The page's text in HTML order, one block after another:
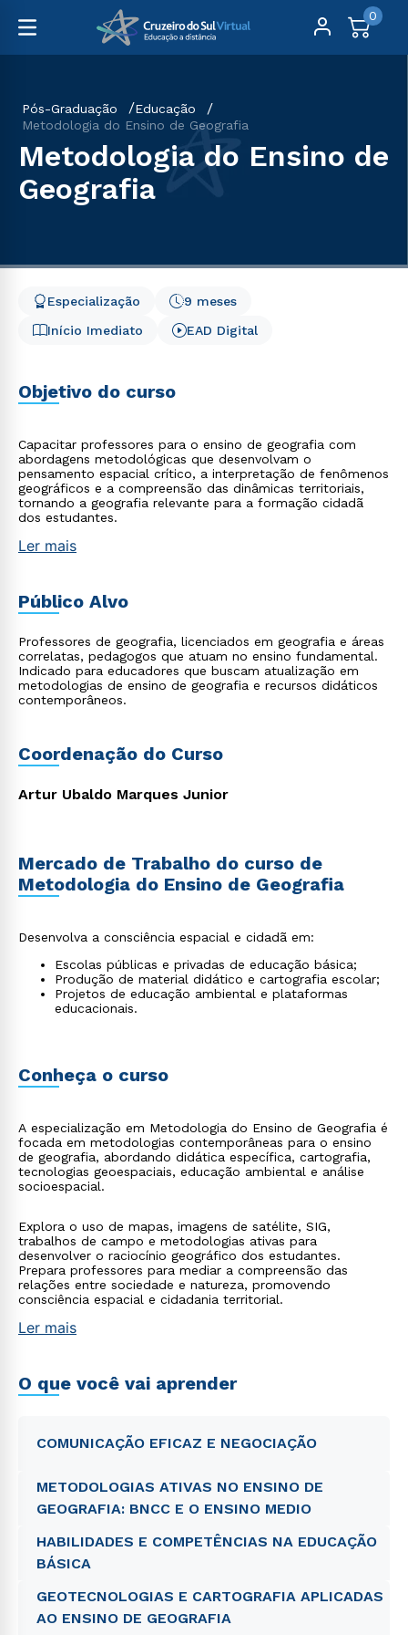
0
Pós-Graduação
Educação
Metodologia do Ensino de Geografia
Metodologia do Ensino de
Geografia
Início Imediato
9 meses
Especialização
EAD Digital
Objetivo do curso
Capacitar professores para o ensino de geografia com
abordagens metodológicas que desenvolvam o
pensamento espacial crítico, a interpretação de fenômenos
geográficos e a compreensão das dinâmicas territoriais,
tornando a geografia relevante para a formação cidadã
dos estudantes.
Ler mais
Público Alvo
Professores de geografia, licenciados em geografia e áreas
correlatas, pedagogos que atuam no ensino fundamental.
Indicado para educadores que buscam atualização em
metodologias de ensino de geografia e recursos didáticos
contemporâneos.
Coordenação do Curso
Artur Ubaldo Marques Junior
Mercado de Trabalho do curso de
Metodologia do Ensino de Geografia
Desenvolva a consciência espacial e cidadã em:
Escolas públicas e privadas de educação básica;
Produção de material didático e cartografia escolar;
Projetos de educação ambiental e plataformas
educacionais.
Conheça o curso
A especialização em Metodologia do Ensino de Geografia é
focada em metodologias contemporâneas para o ensino
de geografia, abordando didática específica, cartografia,
tecnologias geoespaciais, educação ambiental e análise
socioespacial.
Explora o uso de mapas, imagens de satélite, SIG,
trabalhos de campo e metodologias ativas para
desenvolver o raciocínio geográfico dos estudantes.
Prepara professores para mediar a compreensão das
relações entre sociedade e natureza, promovendo
consciência espacial e cidadania territorial.
Ler mais
O que você vai aprender
COMUNICAÇÃO EFICAZ E NEGOCIAÇÃO
METODOLOGIAS ATIVAS NO ENSINO DE
GEOGRAFIA: BNCC E O ENSINO MEDIO
HABILIDADES E COMPETÊNCIAS NA EDUCAÇÃO
BÁSICA
GEOTECNOLOGIAS E CARTOGRAFIA APLICADAS
AO ENSINO DE GEOGRAFIA